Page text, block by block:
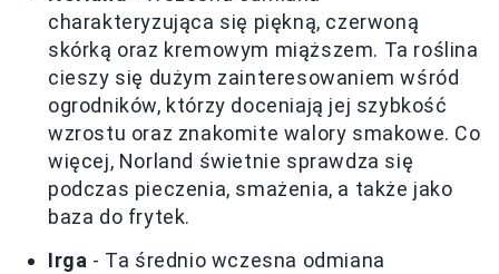
charakteryzująca się piękną, czerwoną
skórką oraz kremowym miąższem. Ta roślina
cieszy się dużym zainteresowaniem wśród
ogrodników, którzy doceniają jej szybkość
wzrostu oraz znakomite walory smakowe. Co
więcej, Norland świetnie sprawdza się
podczas pieczenia, smażenia, a także jako
baza do frytek.
Irga - Ta średnio wczesna odmiana